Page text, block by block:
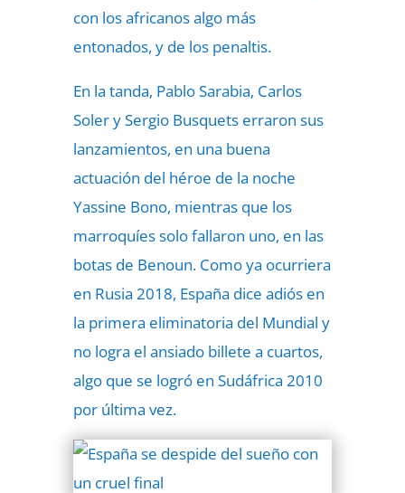
con los africanos algo más
entonados, y de los penaltis.
En la tanda, Pablo Sarabia, Carlos
Soler y Sergio Busquets erraron sus
lanzamientos, en una buena
actuación del héroe de la noche
Yassine Bono, mientras que los
marroquíes solo fallaron uno, en las
botas de Benoun. Como ya ocurriera
en Rusia 2018, España dice adiós en
la primera eliminatoria del Mundial y
no logra el ansiado billete a cuartos,
algo que se logró en Sudáfrica 2010
por última vez.